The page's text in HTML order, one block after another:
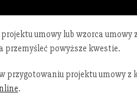
umowy lub wzorca
przemyśleć powyższe kwestie.
przygotowaniu projektu umowy
.